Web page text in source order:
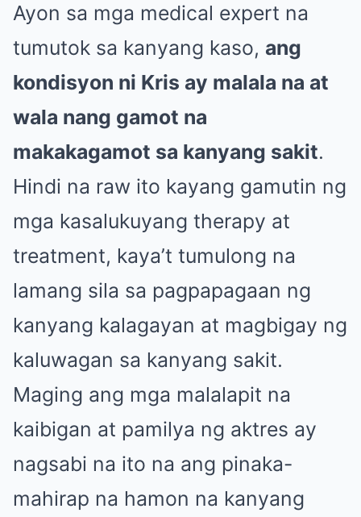
Ayon sa mga medical expert na
tumutok sa kanyang kaso, ang
kondisyon ni Kris ay malala na at
wala nang gamot na
makakagamot sa kanyang sakit.
Hindi na raw ito kayang gamutin ng
mga kasalukuyang therapy at
treatment, kaya’t tumulong na
lamang sila sa pagpapagaan ng
kanyang kalagayan at magbigay ng
kaluwagan sa kanyang sakit.
Maging ang mga malalapit na
kaibigan at pamilya ng aktres ay
nagsabi na ito na ang pinaka-
mahirap na hamon na kanyang